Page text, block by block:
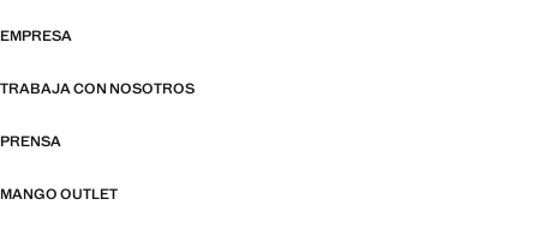
EMPRESA
TRABAJA CON NOSOTROS
PRENSA
MANGO OUTLET